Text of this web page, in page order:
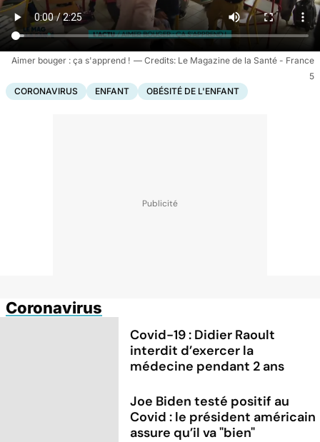
Aimer bouger : ça s'apprend !
Le Magazine de la Santé - France
5
CORONAVIRUS
ENFANT OBÉSITÉ DE L'ENFANT
Coronavirus
Covid-19 : Didier Raoult
interdit d’exercer la
médecine pendant 2 ans
Joe Biden testé positif au
Covid : le président américain
assure qu’il va "bien"